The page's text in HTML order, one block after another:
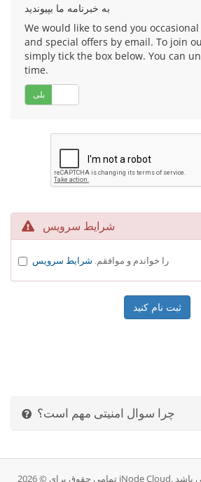
به خبرنامه ما بپیوندید
We would like to send you
and special offers by email. To join
simply tick the box below. You can
time.
بلی
شرایط سرویس
را خواندم و موافقم. شرایط سرویس
چرا سوال امنیتی مهم است؟